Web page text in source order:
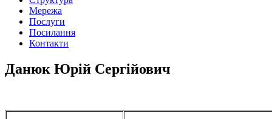
Мережа
Послуги
Посилання
Контакти
Данюк Юрій Сергійович